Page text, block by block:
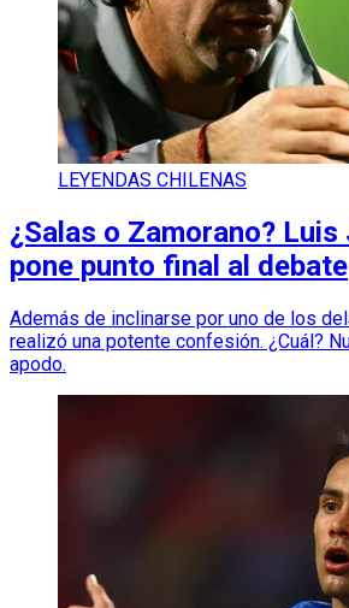
LEYENDAS CHILENAS
¿Salas o Zamorano?
pone punto final al debate
Además de inclinarse por uno de los
realizó una potente confesión. ¿Cuál?
apodo.